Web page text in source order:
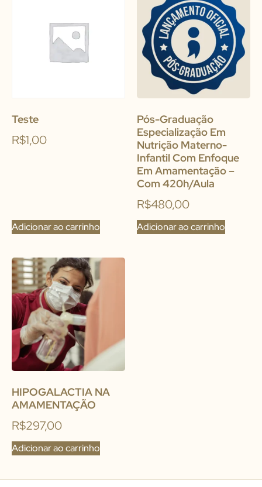
Teste
R$1,00
Adicionar ao carrinho
Pós-Graduação
Especialização Em
Nutrição Materno-
Infantil Com Enfoque
Em Amamentação –
Com 420h/aula
R$480,00
Adicionar ao carrinho
HIPOGALACTIA NA
AMAMENTAÇÃO
R$297,00
Adicionar ao carrinho